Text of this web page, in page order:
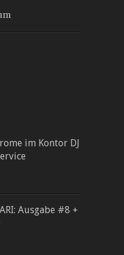
im Kontor DJ
Ausgabe #8 +